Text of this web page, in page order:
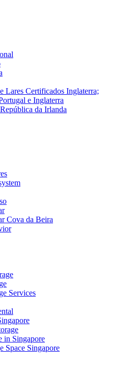
Lares Certificados Inglaterra;
e Inglaterra
da Irlanda
Cova da Beira
Services
in Singapore
Space Singapore